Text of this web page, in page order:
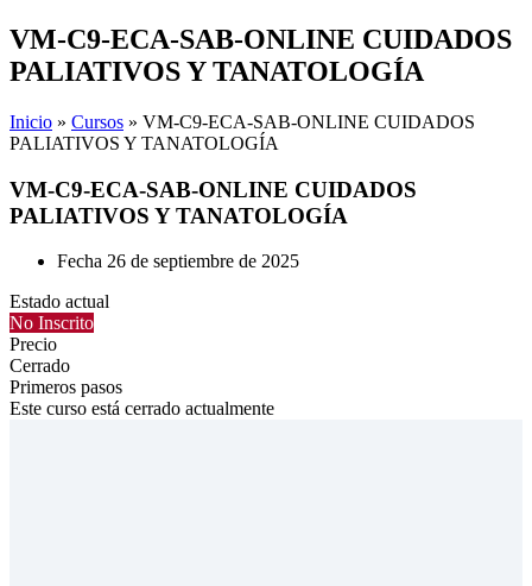
VM-C9-ECA-SAB-ONLINE CUIDADOS
PALIATIVOS Y TANATOLOGÍA
Inicio » Cursos » VM-C9-ECA-SAB-ONLINE CUIDADOS
PALIATIVOS Y TANATOLOGÍA
VM-C9-ECA-SAB-ONLINE CUIDADOS
PALIATIVOS Y TANATOLOGÍA
Fecha 26 de septiembre de 2025
Estado actual
No Inscrito
Precio
Cerrado
Primeros pasos
Este curso está cerrado actualmente